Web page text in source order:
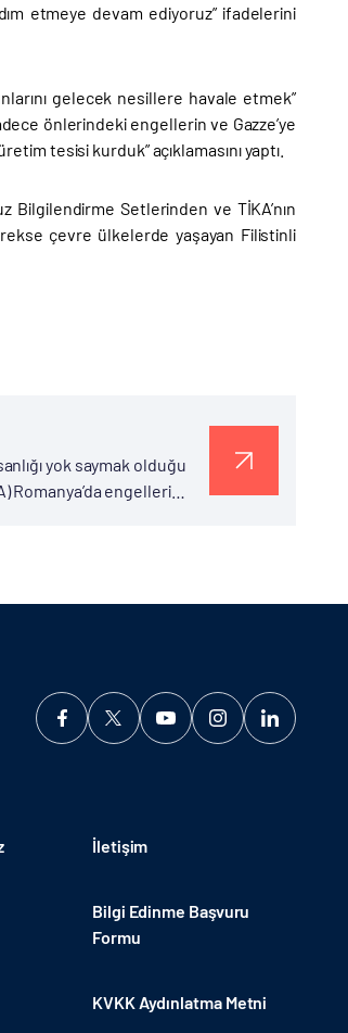
etmeye devam ediyoruz” ifadelerini
gelecek nesillere havale etmek”
önlerindeki engellerin ve Gazze’ye
tesisi kurduk” açıklamasını yaptı.
Bilgilendirme Setlerinden ve TİKA’nın
çevre ülkelerde yaşayan Filistinli
yok saymak olduğu
Romanya’da engelleri
İletişim
Bilgi Edinme Başvuru
Formu
KVKK Aydınlatma Metni